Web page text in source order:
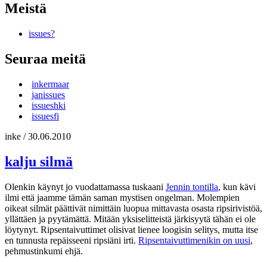
Meistä
issues?
Seuraa meitä
inkermaar
janissues
issueshki
issuesfi
inke /30.06.2010
kalju silmä
Olenkin käynyt jo vuodattamassa tuskaani Jennin tontilla, kun kävi
ilmi että jaamme tämän saman mystisen ongelman. Molempien
oikeat silmät päättivät nimittäin luopua mittavasta osasta ripsirivistöä,
yllättäen ja pyytämättä. Mitään yksiselitteistä järkisyytä tähän ei ole
löytynyt. Ripsentaivuttimet olisivat lienee loogisin selitys, mutta itse
en tunnusta repäisseeni ripsiäni irti. Ripsentaivuttimenikin on uusi,
pehmustinkumi ehjä.